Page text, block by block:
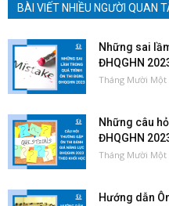
BÀI VIẾT NHIỀU NGƯỜI QUAN
Những sai
ĐHQGHN
Tháng Mười Một
Những câu
ĐHQGHN
Tháng Mười Một
Hướng dẫn